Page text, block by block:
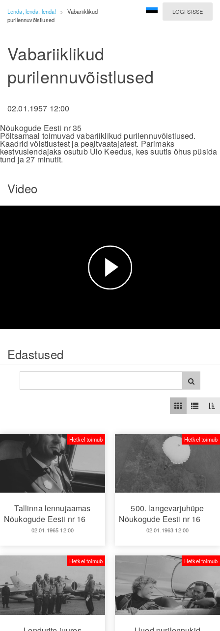
LOGI SISSE
Lenda, lenda, lenda! >
Vabariiklikud
purilennuvõistlused
Vabariiklikud
purilennuvõistlused
02.01.1957 12:00
Nõukogude Eesti nr 35
Põltsamaal toimuvad vabariiklikud purilennuvõistlused.
Kaadrid võistlustest ja pealtvaatajatest. Parimaks
kestvuslendajaks osutub Ülo Keedus, kes suutis õhus püsida
tund ja 27 minutit.
Video
Esita
Edastused
Tallinna lennujaamas
Nõukogude Eesti nr 16
02.01.1965 12:00
Hetkel toimub
500. langevarjuhüpe
Nõukogude Eesti nr 16
02.01.1963 12:00
Hetkel toimub
Hetkel toimub Hetkel toimub